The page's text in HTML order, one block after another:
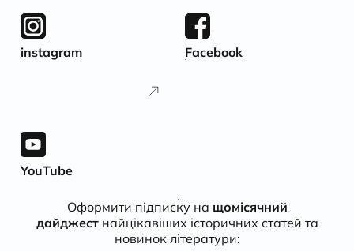
instagram Facebook
YouTube
Оформити підписку на щомісячний
дайджестнайцікавіших історичних статей та
новинок літератури: